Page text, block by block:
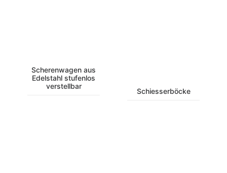
Scherenwagen aus
Edelstahl stufenlos
verstellbar
Schiesserböcke